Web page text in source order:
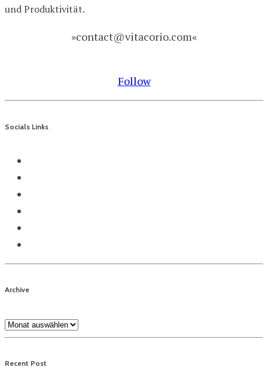
und Produktivität.
»contact@vitacorio.com«
Follow
Socials Links
Archive
Archive
Recent Post